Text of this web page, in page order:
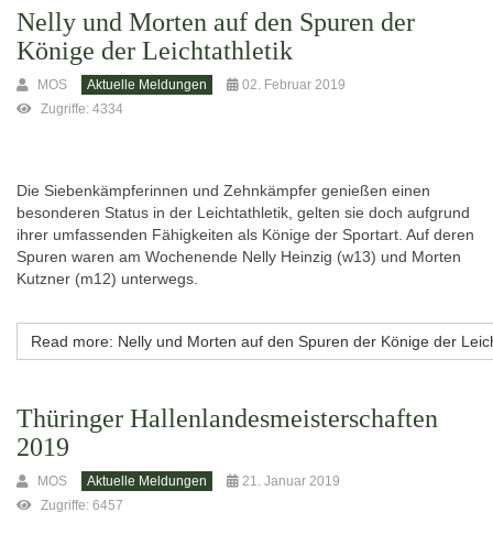
Nelly und Morten auf den Spuren der
Könige der Leichtathletik
MOS Aktuelle Meldungen
02. Februar 2019
Zugriffe: 4334
Die Siebenkämpferinnen und Zehnkämpfer genießen einen
besonderen Status in der Leichtathletik, gelten sie doch aufgrund
ihrer umfassenden Fähigkeiten als Könige der Sportart. Auf deren
Spuren waren am Wochenende Nelly Heinzig (w13) und Morten
Kutzner (m12) unterwegs.
Read more: Nelly und Morten auf den Spuren der Könige der
Thüringer Hallenlandesmeisterschaften
2019
MOS Aktuelle Meldungen
21. Januar 2019
Zugriffe: 6457